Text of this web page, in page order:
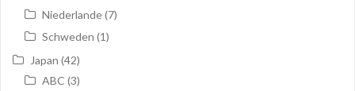
Niederlande(7)
Schweden (1)
Japan (42)
ABC (3)